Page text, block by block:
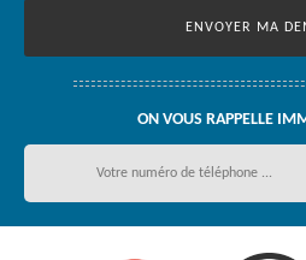
ON VOUS RAPPELLE